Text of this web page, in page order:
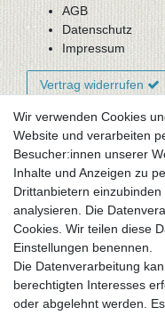
AGB
Datenschutz
Impressum
Vertrag widerrufen
Newsletter-
FAQ / Fragen
Mein Warenkorb
Mein Merkzettel
Mein Konto
UNSER
Gottlieb-Daimler-Str. 10
33334 Gütersloh
Wir verwenden Cookies
Website und verarbeiten
Besucher:innen unserer
Inhalte und Anzeigen zu
Drittanbietern
analysieren. Die
Cookies. Wir teilen diese
Einstellungen benennen.
Die Datenverarbeitung
berechtigten Interesses
oder abgelehnt werden.